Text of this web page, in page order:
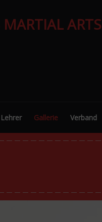
MARTIAL ARTS
Lehrer Gallerie Verband